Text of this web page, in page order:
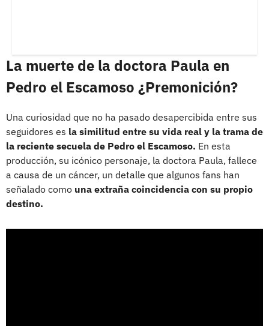
La muerte de la doctora Paula en
Pedro el Escamoso ¿Premonición?
Una curiosidad que no ha pasado desapercibida entre sus
seguidores es la similitud entre su vida real y la trama de
la reciente secuela de Pedro el Escamoso. En esta
producción, su icónico personaje, la doctora Paula, fallece
a causa de un cáncer, un detalle que algunos fans han
señalado como una extraña coincidencia con su propio
destino.